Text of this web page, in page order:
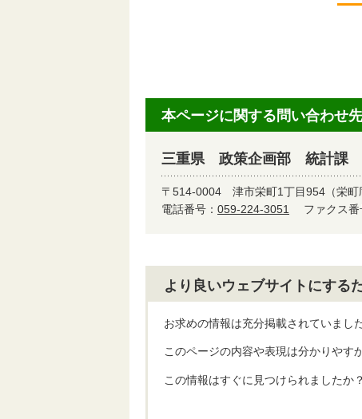
本ページに関する問い合わせ先
三重県 政策企画部 統計課
〒514-0004 津市栄町1丁目954（栄町
電話番号： 059-224-3051 ファクス
より良いウェブサイトにする
お求めの情報は充分掲載されていまし
このページの内容や表現は分かりやす
この情報はすぐに見つけられましたか？